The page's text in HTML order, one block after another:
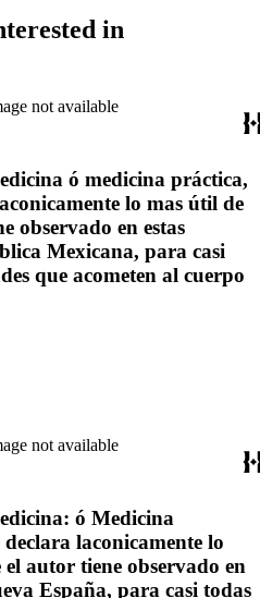
in
not available
ó medicina práctica,
lo mas útil de
observado en estas
Mexicana, para casi
que acometen al cuerpo
not available
ó Medicina
laconicamente lo
autor tiene observado en
España, para casi todas